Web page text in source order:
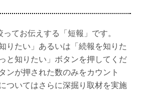
てお伝えする「短報」です。
りたい」あるいは「続報を知りた
と知りたい」ボタンを押してくだ
ンが押された数のみをカウント
ついてはさらに深掘り取材を実施